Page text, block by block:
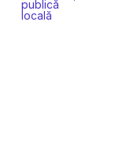
publică
locală